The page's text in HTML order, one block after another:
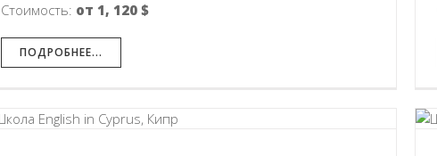
Стоимость: от 1, 120 $
ПОДРОБНЕЕ...